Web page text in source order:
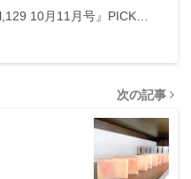
10月11月号』PICK…
次の記事